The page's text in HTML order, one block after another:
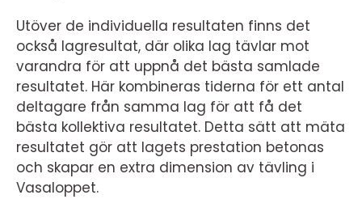
Utöver de individuella resultaten finns det
också lagresultat, där olika lag tävlar mot
varandra för att uppnå det bästa samlade
resultatet. Här kombineras tiderna för ett antal
deltagare från samma lag för att få det
bästa kollektiva resultatet. Detta sätt att mäta
resultatet gör att lagets prestation betonas
och skapar en extra dimension av tävling i
Vasaloppet.